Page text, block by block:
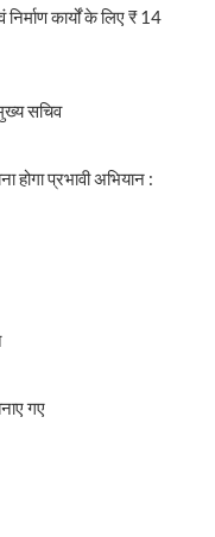
कार्यों के लिए ₹ 14
सचिव
होगा प्रभावी अभियान :
गए